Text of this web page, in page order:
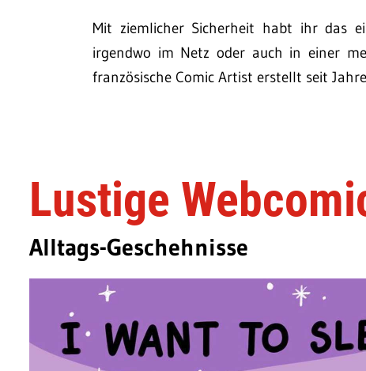
Mit ziemlicher Sicherheit habt ihr das
irgendwo im Netz oder auch in einer
französische Comic Artist erstellt seit
Lustige
Alltags-Geschehnisse